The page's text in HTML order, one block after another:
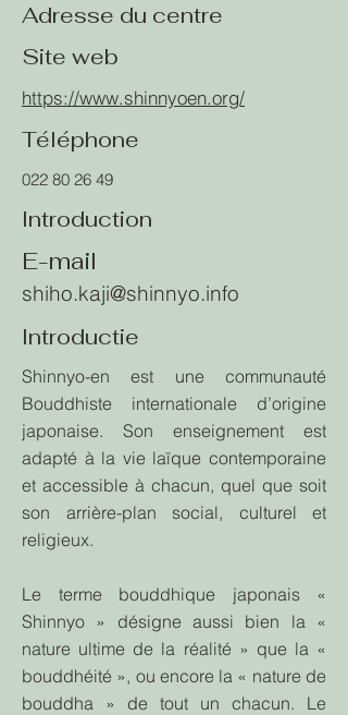
Adresse du centre
Site web
https://www.shinnyoen.org/
Téléphone
022 80 26 49
Introduction
E-mail
shiho.kaji@shinnyo.info
Introductie
Shinnyo-en est une communauté
Bouddhiste internationale d’origine
japonaise. Son enseignement est
adapté à la vie laïque contemporaine
et accessible à chacun, quel que soit
son arrière-plan social, culturel et
religieux.
Le terme bouddhique japonais «
Shinnyo » désigne aussi bien la «
nature ultime de la réalité » que la «
bouddhéité », ou encore la « nature de
bouddha » de tout un chacun. Le